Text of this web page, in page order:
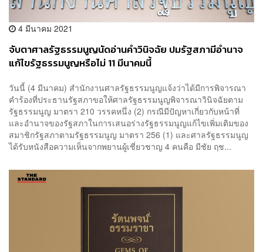
4 มีนาคม 2021
จับตาศาลรัฐธรรมนูญนัดอ่านคำวินิจฉัย ปมรัฐสภามีอำนาจ
แก้ไขรัฐธรรมนูญหรือไม่ 11 มีนาคมนี้
วันนี้ (4 มีนาคม) สำนักงานศาลรัฐธรรมนูญแจ้งว่าได้มีการพิจารณา
คำร้องที่ประธานรัฐสภาขอให้ศาลรัฐธรรมนูญพิจารณาวินิจฉัยตาม
รัฐธรรมนูญ มาตรา 210 วรรคหนึ่ง (2) กรณีมีปัญหาเกี่ยวกับหน้าที่
และอำนาจของรัฐสภาในการเสนอร่างรัฐธรรมนูญแก้ไขเพิ่มเติมของ
สมาชิกรัฐสภาตามรัฐธรรมนูญ มาตรา 256 (1) และศาลรัฐธรรมนูญ
ได้รับหนังสือความเห็นจากพยานผู้เชี่ยวชาญ 4 คนคือ มีชัย ฤช...